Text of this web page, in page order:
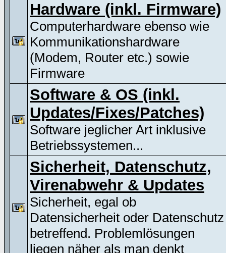
Hardware (inkl. Firmware)
Computerhardware ebenso wie
Kommunikationshardware
(Modem, Router etc.) sowie
Firmware
Software & OS (inkl.
Updates/Fixes/Patches)
Software jeglicher Art inklusive
Betriebssystemen...
Sicherheit, Datenschutz,
Virenabwehr & Updates
Sicherheit, egal ob
Datensicherheit oder Datenschutz
betreffend. Problemlösungen
liegen näher als man denkt